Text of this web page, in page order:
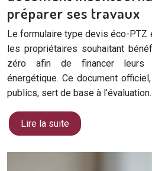
préparer ses travaux
Le formulaire type devis éco-
les propriétaires souhaitant
zéro afin de financer leurs
énergétique. Ce document
publics, sert de base à
Lire la suite